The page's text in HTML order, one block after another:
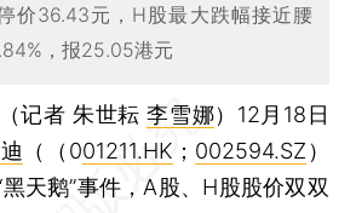
价36.43元，H股最大跌幅接近腰
，报25.05港元
（记者 朱世耘李雪娜） 12月18日
（（001211.HK ； 002594.SZ ）
天鹅”事件，A股、H股股价双双